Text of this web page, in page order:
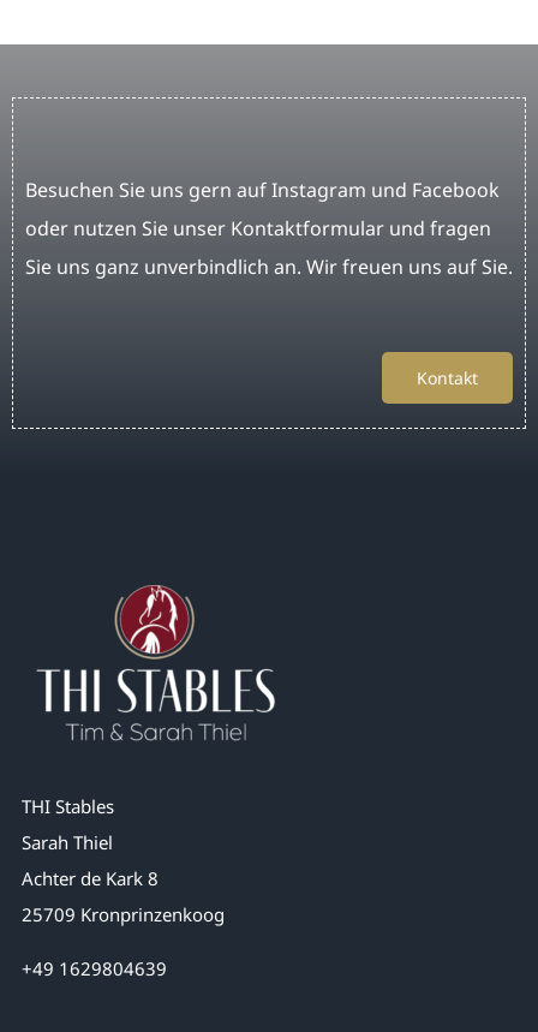
Besuchen Sie uns gern auf Instagram und Facebook
oder nutzen Sie unser Kontaktformular und fragen
Sie uns ganz unverbindlich an. Wir freuen uns auf Sie.
Kontakt
THI Stables
Sarah Thiel
Achter de Kark 8
25709 Kronprinzenkoog
+49 1629804639